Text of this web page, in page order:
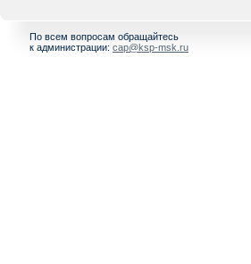
По всем вопросам обращайтесь
к администрации: cap@ksp-msk.ru